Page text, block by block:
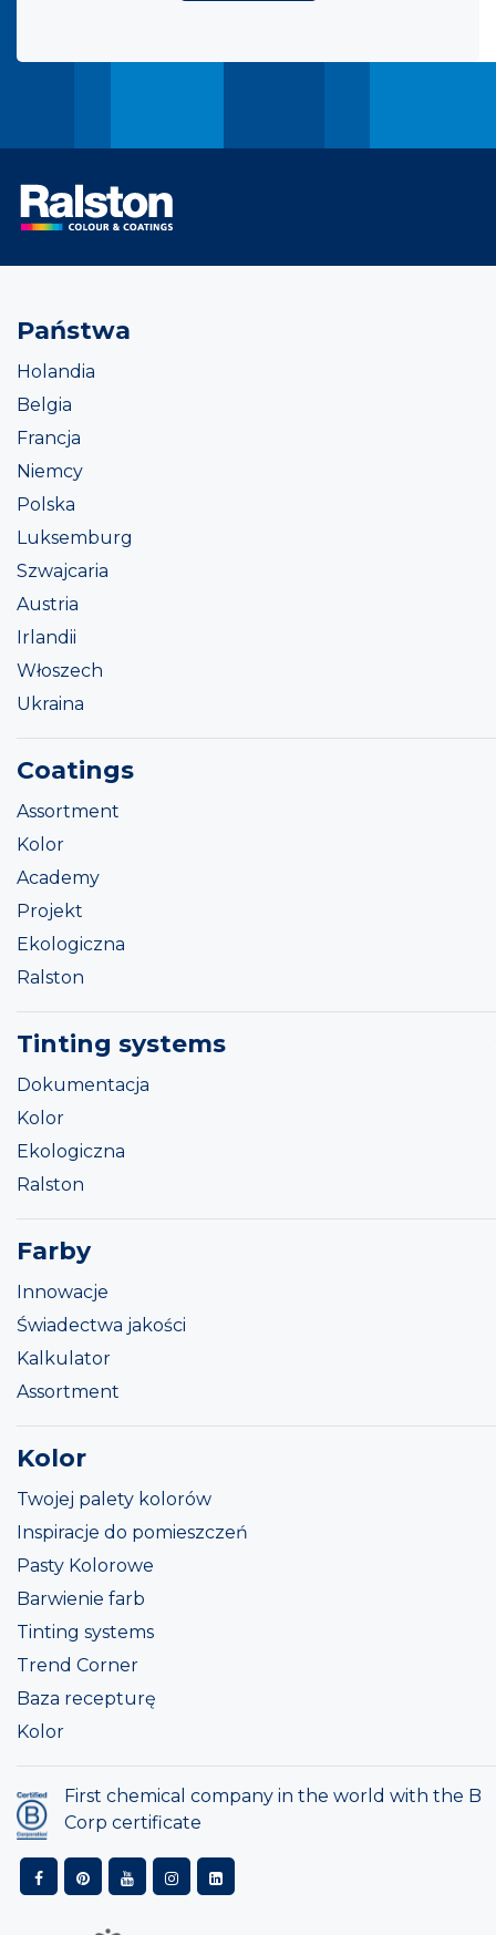
Państwa
Holandia
Belgia
Francja
Niemcy
Polska
Luksemburg
Szwajcaria
Austria
Irlandii
Włoszech
Ukraina
Coatings
Assortment
Kolor
Academy
Projekt
Ekologiczna
Ralston
Tinting systems
Dokumentacja
Kolor
Ekologiczna
Ralston
Farby
Innowacje
Świadectwa jakości
Kalkulator
Assortment
Kolor
Twojej palety kolorów
Inspiracje do pomieszczeń
Pasty Kolorowe
Barwienie farb
Tinting systems
Trend Corner
Baza recepturę
Kolor
First chemical company in the world with the B
Corp certificate